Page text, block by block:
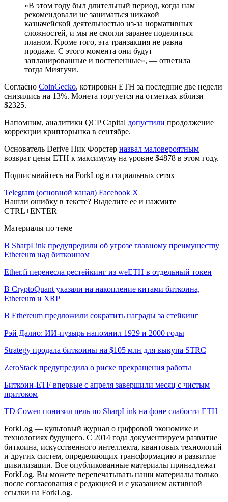
«В этом году был длительный период, когда нам
рекомендовали не заниматься никакой
казначейской деятельностью из-за нормативных
сложностей, и мы не смогли заранее поделиться
планом. Кроме того, эта транзакция не равна
продаже. С этого момента они будут
запланированные и постепенные», — ответила
тогда Миягучи.
Согласно CoinGecko, котировки ETH за последние две недели
снизились на 13%. Монета торгуется на отметках вблизи
$2325.
Напомним, аналитики QCP Capital допустили продолжение
коррекции крипторынка в сентябре.
Основатель Derive Ник Форстер назвал маловероятным
возврат цены ETH к максимуму на уровне $4878 в этом году.
Подписывайтесь на ForkLog в социальных сетях
Telegram (основной канал) Facebook X
Нашли ошибку в тексте? Выделите ее и нажмите
CTRL+ENTER
Материалы по теме
В SharpLink предупредили об угрозе главному преимуществу
Ethereum над биткоином
Ether.fi перенесла рестейкинг из weETH в отдельный токен
В CryptoQuant указали на накопление китами биткоина,
Ethereum и XRP
В Ethereum предложили сократить награды за стейкинг
Рэй Далио: ИИ-пузырь напомнил 1929 и 2000 годы
Strategy продала биткоины на $105 млн для выкупа STRC
ZeroStack предупредила о риске прекращения работы
Биткоин-ETF впервые с апреля завершили месяц с чистым
притоком
TD Cowen понизил цель по SharpLink на фоне слабости ETH
ForkLog — культовый журнал о цифровой экономике и
технологиях будущего. С 2014 года документируем развитие
биткоина, искусственного интеллекта, квантовых технологий
и других систем, определяющих трансформацию и развитие
цивилизации. Все опубликованные материалы принадлежат
ForkLog. Вы можете перепечатывать наши материалы только
после согласования с редакцией и с указанием активной
ссылки на ForkLog.